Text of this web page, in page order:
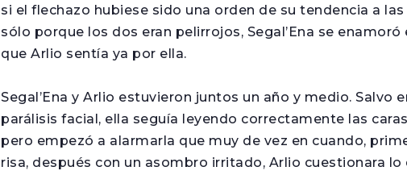
si el flechazo hubiese sido una orden de su tendencia a
sólo porque los dos eran pelirrojos, Segal’Ena se
que Arlio sentía ya por ella.
Segal’Ena y Arlio estuvieron juntos un año y medio. Salvo
parálisis facial, ella seguía leyendo correctamente las
pero empezó a alarmarla que muy de vez en cuando,
risa, después con un asombro irritado, Arlio cuestionara lo